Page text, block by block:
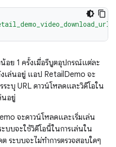
อย 1 ครั้งเมื่อรีบูตอุปกรณ์แต่ละ
เล่นอยู่ แอป RetailDemo จะ
ะบุ URL ดาวน์โหลดและวิดีโอใน
นอยู่
จะดาวน์โหลดและเริ่มเล่น
บบจะใช้วิดีโอนี้ในการเล่นใน
ระบบจะไม่ทำการตรวจสอบใดๆ